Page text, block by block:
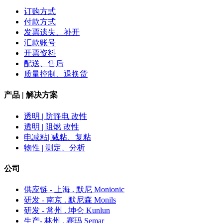
订购方式
付款方式
发票遗失、补开
汇款账号
开票资料
配送、售后
质量控制、退换货
产品 | 解决方案
透明 | 防静电 改性
透明 | 阻燃 改性
电减粘| 减粘、复粘
物性 | 测定、分析
公司
供应链 - 上海 . 默尼 Monionic
研发 - 南京 . 默尼森 Monils
研发 - 常州 . 坤仑 Kunlun
生产- 林州 . 赛玛 Semar